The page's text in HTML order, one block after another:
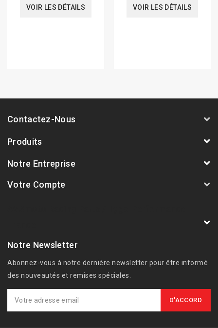
VOIR LES DÉTAILS VOIR LES DÉTAILS
Contactez-Nous
Produits
Notre Entreprise
Votre Compte
Notre Newsletter
Abonnez-vous à notre dernière newsletter pour être informé
des nouveautés et remises spéciales.